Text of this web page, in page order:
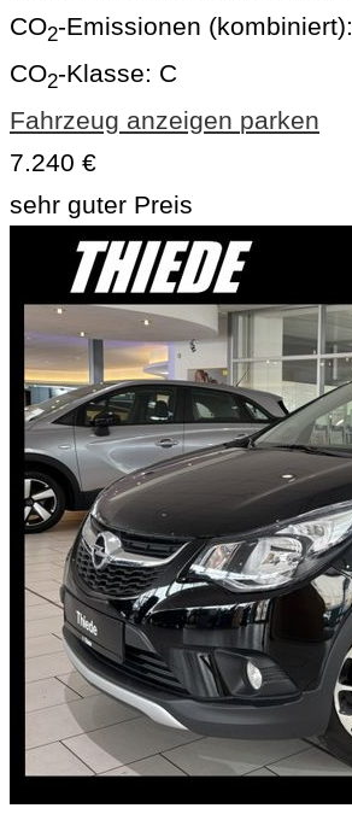
CO2-Emissionen (kombiniert):
CO2-Klasse: C
Fahrzeug anzeigen parken
7.240 €
sehr guter Preis